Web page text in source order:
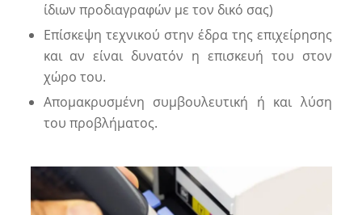
ίδιων προδιαγραφών με τον δικό σας)
Επίσκεψη τεχνικού στην έδρα της επιχείρησης
και αν είναι δυνατόν η επισκευή του στον
χώρο του.
Απομακρυσμένη συμβουλευτική ή και λύση
του προβλήματος.